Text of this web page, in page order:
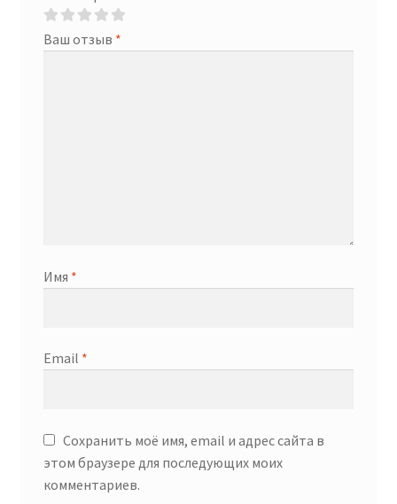
Ваш отзыв *
Имя *
Email *
Сохранить моё имя, email и адрес сайта в
этом браузере для последующих моих
комментариев.